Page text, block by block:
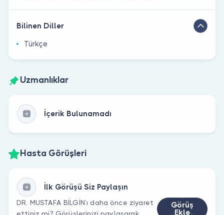
Bilinen Diller
Türkçe
Uzmanlıklar
İçerik Bulunamadı
Hasta Görüşleri
İlk Görüşü Siz Paylaşın
DR. MUSTAFA BİLGİN’ı daha önce ziyaret
ettiniz mi? Görüşlerinizi paylaşarak
Görüş
Ekle